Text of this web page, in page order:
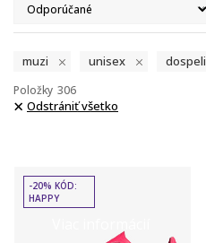
muzi unisex dospeli
306
Položky
Odstrániť všetko
-20% KÓD:
HAPPY